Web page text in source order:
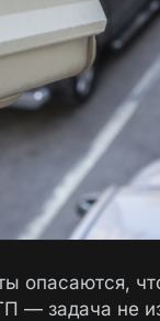
опасаются,
— задача не